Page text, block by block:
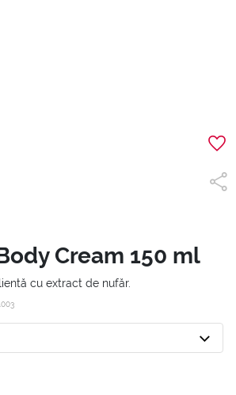
Cream 150 ml
cu extract de nufăr.